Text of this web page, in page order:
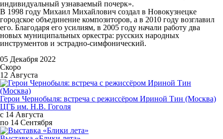
индивидуальный узнаваемый почерк».
В 1998 году Михаил Михайлович создал в Новокузнецке
городское объединение композиторов, а в 2010 году возглавил
его. Благодаря его усилиям, в 2005 году начали работу два
новых муниципальных оркестра: русских народных
инструментов и эстрадно-симфонический.
05 Декабря 2022
Скоро
12 Августа
Герои Чернобыля: встреча с режиссёром Ириной Тин (Москва)
ЦГБ им. Н.В. Гоголя
с 14 Августа
по 14 Сентября